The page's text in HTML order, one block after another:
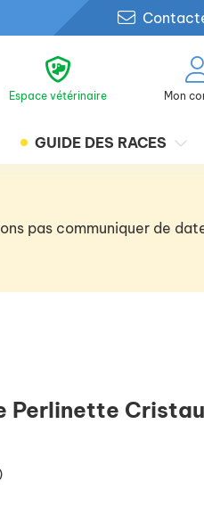
Espace vétérinaire Mon
GUIDE DES RACES
pas communiquer de
Perlinette